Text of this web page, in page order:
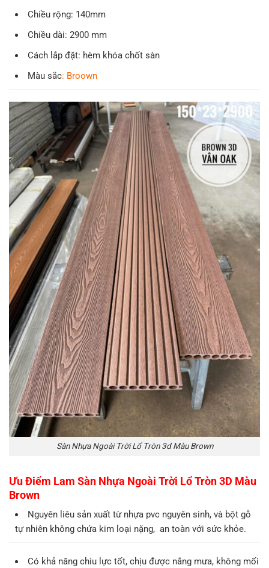
Chiều rộng: 140mm
Chiều dài: 2900 mm
Cách lắp đặt: hèm khóa chốt sàn
Màu sắc: Broown
Sàn Nhựa Ngoài Trời Lổ Tròn 3d Màu Brown
Ưu Điểm Lam Sàn Nhựa Ngoài Trời Lổ Tròn 3D Màu
Brown
Nguyên liêu sản xuất từ nhựa pvc nguyên sinh, và bột gỗ
tự nhiên không chứa kim loại nặng, an toàn với sức khỏe.
Có khả năng chiu lực tốt, chịu được nắng mưa, không mối